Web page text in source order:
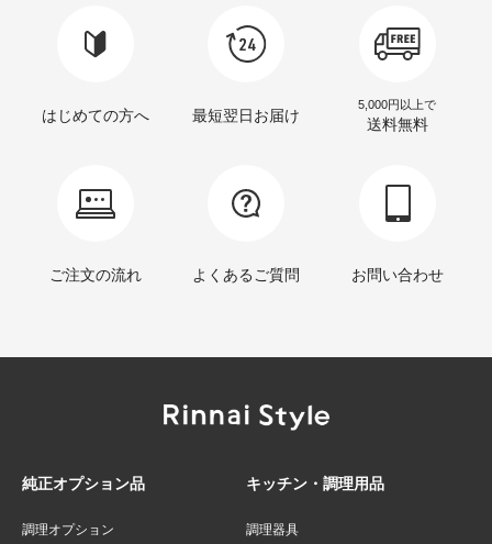
はじめての方へ 最短翌日お届け
5,000円以上で
送料無料
ご注文の流れ よくあるご質問 お問い合わせ
純正オプション品
調理オプション
キッチン・調理用品
調理器具